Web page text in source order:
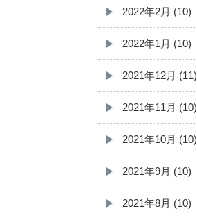
2022年2月 (10)
2022年1月 (10)
2021年12月 (11)
2021年11月 (10)
2021年10月 (10)
2021年9月 (10)
2021年8月 (10)